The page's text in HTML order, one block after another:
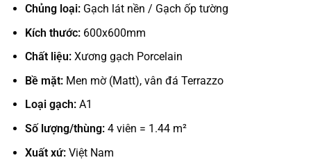
Chủng loại:Gạch lát nền / Gạch ốp tường
Kích thước:600x600mm
Chất liệu:Xương gạch Porcelain
Bề mặt:Men mờ (Matt), vân đá Terrazzo
Loại gạch:A1
Số lượng/thùng:4 viên = 1.44 m²
Xuất xứ:Việt Nam